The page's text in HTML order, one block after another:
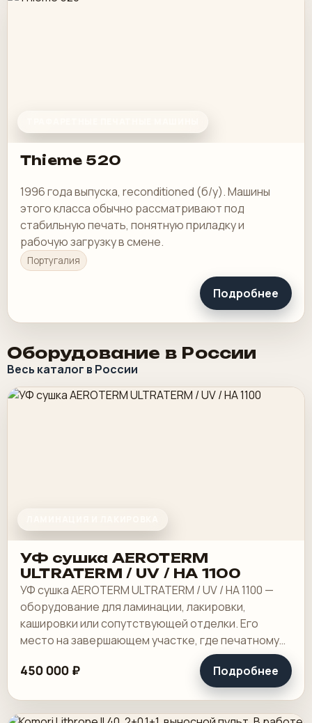
Thieme 520
1996 года выпуска, reconditioned (б/у). Машины
этого класса обычно рассматривают под
стабильную печать, понятную приладку и
рабочую загрузку в смене.
Португалия
Подробнее
Оборудование в России
Весь каталог в России
УФ сушка AEROTERM
ULTRATERM / UV / HA 1100
УФ сушка AEROTERM ULTRATERM / UV / HA 1100 —
оборудование для ламинации, лакировки,
кашировки или сопутствующей отделки. Его
место на завершающем участке, где печатному
листу или картону нужно придать жесткость,
защиту.
450 000 ₽ Подробнее